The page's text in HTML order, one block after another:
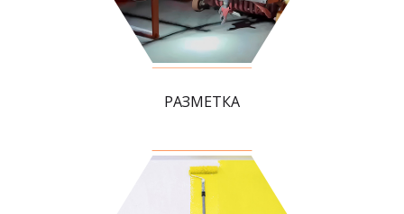
РАЗМЕТКА